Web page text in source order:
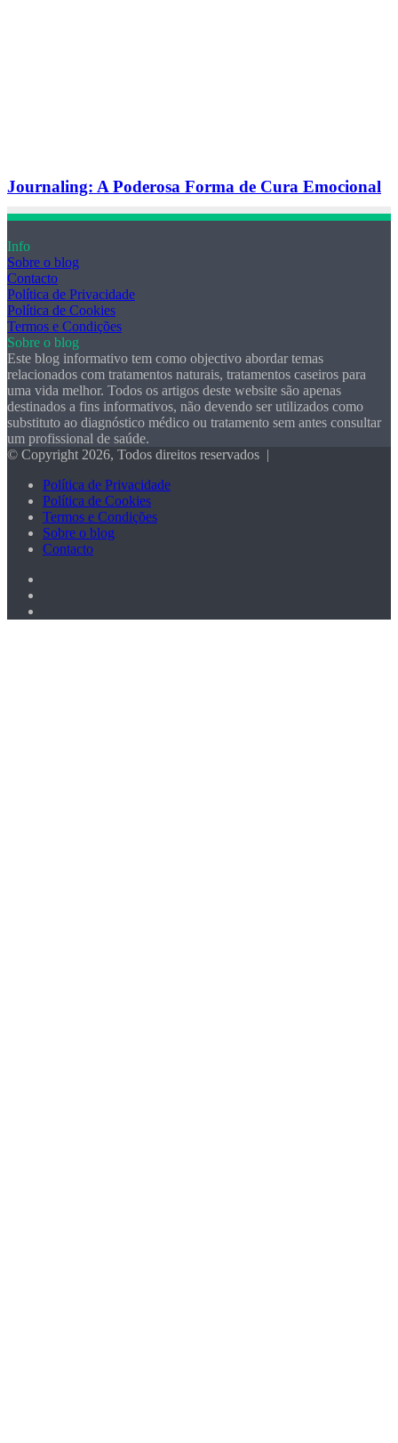
Journaling: A Poderosa Forma de Cura Emocional
Info
Sobre o blog
Contacto
Política de Privacidade
Política de Cookies
Termos e Condições
Sobre o blog
Este blog informativo tem como objectivo abordar temas
relacionados com tratamentos naturais, tratamentos caseiros para
uma vida melhor. Todos os artigos deste website são apenas
destinados a fins informativos, não devendo ser utilizados como
substituto ao diagnóstico médico ou tratamento sem antes consultar
um profissional de saúde.
© Copyright 2026, Todos direitos reservados |
Política de Privacidade
Política de Cookies
Termos e Condições
Sobre o blog
Contacto